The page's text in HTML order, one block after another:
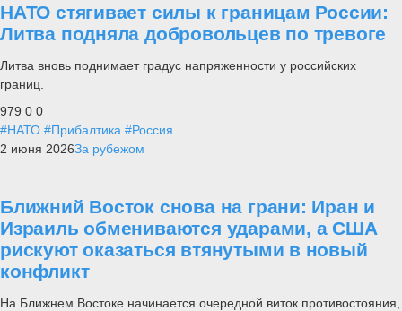
НАТО стягивает силы к границам России:
Литва подняла добровольцев по тревоге
Литва вновь поднимает градус напряженности у российских
границ.
979 0 0
#НАТО #Прибалтика #Россия
2 июня 2026За рубежом
Ближний Восток снова на грани: Иран и
Израиль обмениваются ударами, а США
рискуют оказаться втянутыми в новый
конфликт
На Ближнем Востоке начинается очередной виток противостояния,